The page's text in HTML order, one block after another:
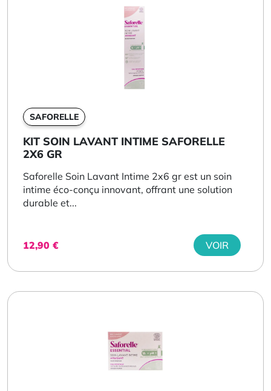
SAFORELLE
KIT SOIN LAVANT INTIME SAFORELLE
2X6 GR
Saforelle Soin Lavant Intime 2x6 gr est un soin
intime éco-conçu innovant, offrant une solution
durable et...
12,90 € VOIR